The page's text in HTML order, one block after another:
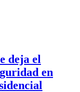
deja el
en